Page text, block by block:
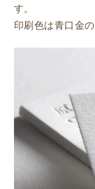
す。
印刷色は青口金